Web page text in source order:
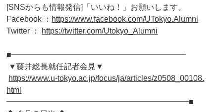
[SNSからも情報発信]「いいね！」お願いします。
Facebook ： https://www.facebook.com/UTokyo.Alumni
Twitter ： https://twitter.com/Utokyo_Alumni
■━━━━━━━━━━━━━━━━━━━━━━
▼藤井総長就任記者会見▼
https://www.u-tokyo.ac.jp/focus/ja/articles/z0508_00108.
html
━━━━━━━━━━━━━━━━━━━━━━━■